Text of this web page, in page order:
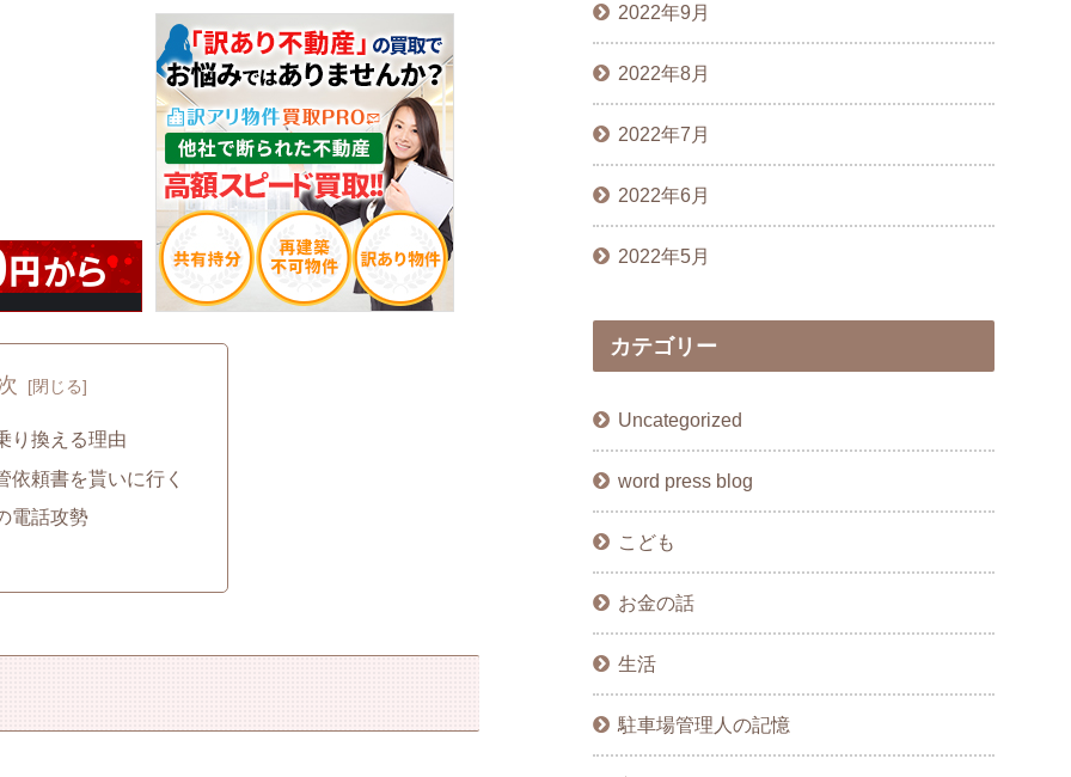
り換える理由
依頼書を貰いに行く
電話攻勢
2022年9月
2022年8月
2022年7月
2022年6月
2022年5月
カテゴリー
Uncategorized
word press blog
こども
お金の話
生活
駐車場管理人の記憶